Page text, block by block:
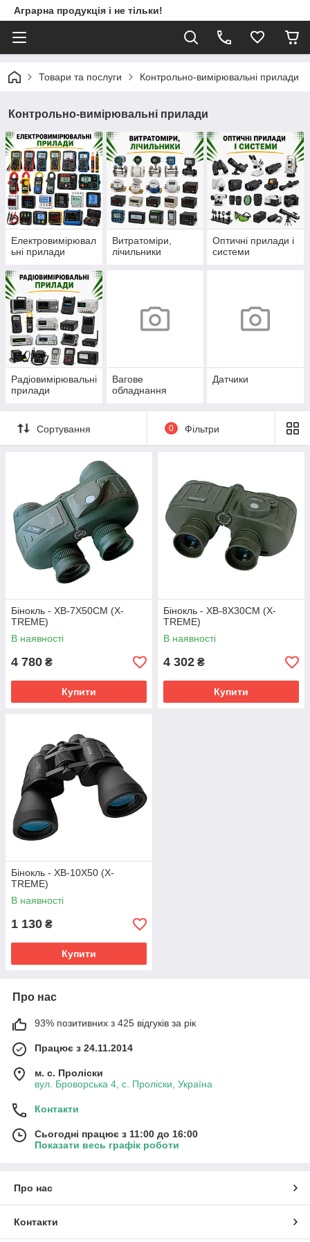
Аграрна продукція і не тільки!
Товари та послуги Контрольно-вимірювальні прилади
Контрольно-вимірювальні прилади
Електровимірювал
ьні прилади
Витратоміри,
лічильники
Оптичні прилади і
системи
Радіовимірювальні
прилади
Вагове
обладнання
Датчики
Сортування 0 Фільтри
Бінокль - XB-7X50CM (X-
TREME)
В наявності
4 780 ₴
Купити
Бінокль - XB-8X30CM (X-
TREME)
В наявності
4 302 ₴
Купити
Бінокль - XB-10X50 (X-
TREME)
В наявності
1 130 ₴
Купити
Про нас
93% позитивних з 425 відгуків за рік
Працює з 24.11.2014
м. с. Проліски
вул. Броворська 4, с. Проліски, Україна
Контакти
Сьогодні працює з 11:00 до 16:00
Показати весь графік роботи
Про нас
Контакти